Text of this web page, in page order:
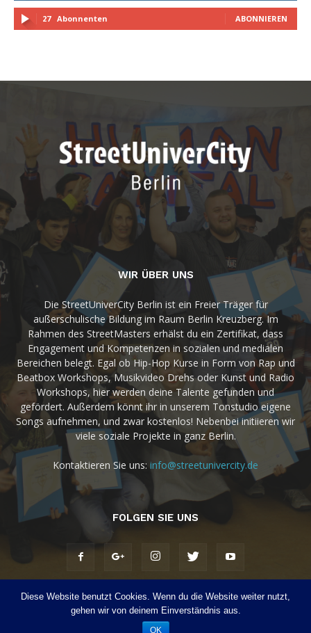
27 Abonnenten ABONNIEREN
WIR ÜBER UNS
Die StreetUniverCity Berlin ist ein Freier Träger für
außerschulische Bildung im Raum Berlin Kreuzberg. Im
Rahmen des StreetMasters erhälst du ein Zertifikat, dass
Engagement und Kompetenzen in sozialen und medialen
Bereichen belegt. Egal ob Hip-Hop Kurse in Form von Rap und
Beatbox Workshops, Musikvideo Drehs oder Kunst und Radio
Workshops, hier werden deine Talente gefunden und
gefördert. Außerdem könnt ihr in unserem Tonstudio eigene
Songs aufnehmen, und zwar kostenlos! Nebenbei initiieren wir
viele soziale Projekte in ganz Berlin.
Kontaktieren Sie uns: info@streetunivercity.de
FOLGEN SIE UNS
Über uns Kontact Datenschutzerklärung
Diese Website benutzt Cookies. Wenn du die Website weiter nutzt,
gehen wir von deinem Einverständnis aus.
OK